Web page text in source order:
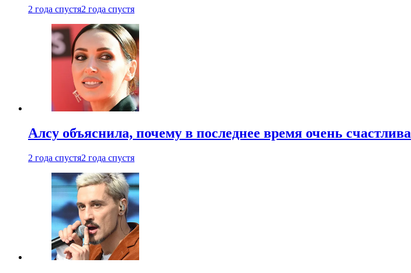
2 года спустя2 года спустя
Алсу объяснила, почему в последнее время очень счастлива
2 года спустя2 года спустя